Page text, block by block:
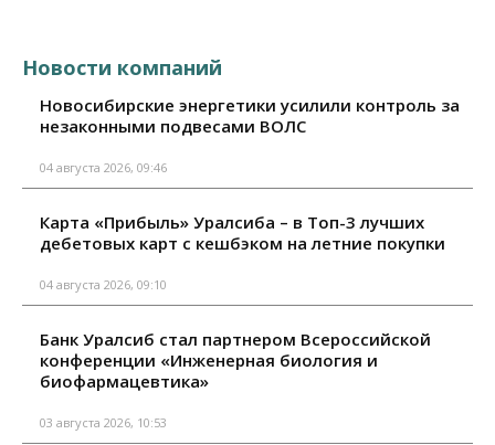
Новости компаний
Новосибирские энергетики усилили контроль за
незаконными подвесами ВОЛС
04 августа 2026, 09:46
Карта «Прибыль» Уралсиба – в Топ-3 лучших
дебетовых карт с кешбэком на летние покупки
04 августа 2026, 09:10
Банк Уралсиб стал партнером Всероссийской
конференции «Инженерная биология и
биофармацевтика»
03 августа 2026, 10:53